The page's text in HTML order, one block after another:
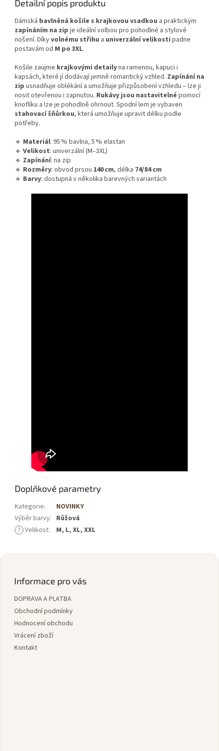
Detailní popis produktu
Dámská bavlněná košile s krajkovou vsadkou a praktickým
zapínáním na zip je ideální volbou pro pohodlné a stylové
nošení. Díkyvolnému střihu a univerzální velikosti padne
postavám od M po 3XL.
Košile zaujme krajkovými detailyna ramenou, kapuci i
kapsách, které jí dodávají jemně romantický vzhled. Zapínání na
zip usnadňuje oblékání a umožňuje přizpůsobení vzhledu – lze ji
nosit otevřenou i zapnutou. Rukávy jsou nastavitelné pomocí
knoflíku a lze je pohodlně ohrnout. Spodní lem je vybaven
stahovací šňůrkou, která umožňuje upravit délku podle
potřeby.
🔹 Materiál: 95 % bavlna, 5 % elastan
🔹 Velikost: univerzální (M–3XL)
🔹 Zapínání: na zip
🔹 Rozměry: obvod prsou 140 cm, délka 74/84 cm
🔹 Barvy: dostupná v několika barevných variantách
Doplňkové parametry
Kategorie:
NOVINKY
Výběr barvy: Růžová
? Velikost: M, L, XL, XXL
Z
Informace pro vás
DOPRAVA A PLATBA
Obchodní podmínky
Hodnocení obchodu
Vrácení zboží
Kontakt